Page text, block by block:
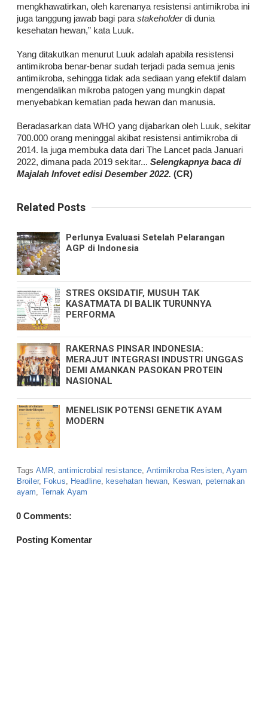
mengkhawatirkan, oleh karenanya resistensi antimikroba ini
juga tanggung jawab bagi para stakeholderdi dunia
kesehatan hewan,” kata Luuk.
Yang ditakutkan menurut Luuk adalah apabila resistensi
antimikroba benar-benar sudah terjadi pada semua jenis
antimikroba, sehingga tidak ada sediaan yang efektif dalam
mengendalikan mikroba patogen yang mungkin dapat
menyebabkan kematian pada hewan dan manusia.
Beradasarkan data WHO yang dijabarkan oleh Luuk, sekitar
700.000 orang meninggal akibat resistensi antimikroba di
2014. Ia juga membuka data dari The Lancet pada Januari
2022, dimana pada 2019 sekitar... Selengkapnya baca di
Majalah Infovet edisi Desember 2022. (CR)
Related Posts
Perlunya Evaluasi Setelah Pelarangan
AGP di Indonesia
STRES OKSIDATIF, MUSUH TAK
KASATMATA DI BALIK TURUNNYA
PERFORMA
RAKERNAS PINSAR INDONESIA:
MERAJUT INTEGRASI INDUSTRI UNGGAS
DEMI AMANKAN PASOKAN PROTEIN
NASIONAL
MENELISIK POTENSI GENETIK AYAM
MODERN
Tags AMR,antimicrobial resistance, Antimikroba Resisten,Ayam
Broiler, Fokus, Headline, kesehatan hewan, Keswan, peternakan
ayam, Ternak Ayam
0 Comments:
Posting Komentar